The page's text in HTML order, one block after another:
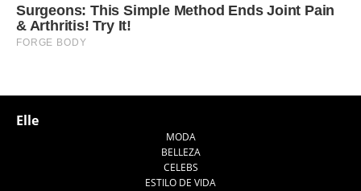
Elle
MODA
BELLEZA
CELEBS
ESTILO DE VIDA